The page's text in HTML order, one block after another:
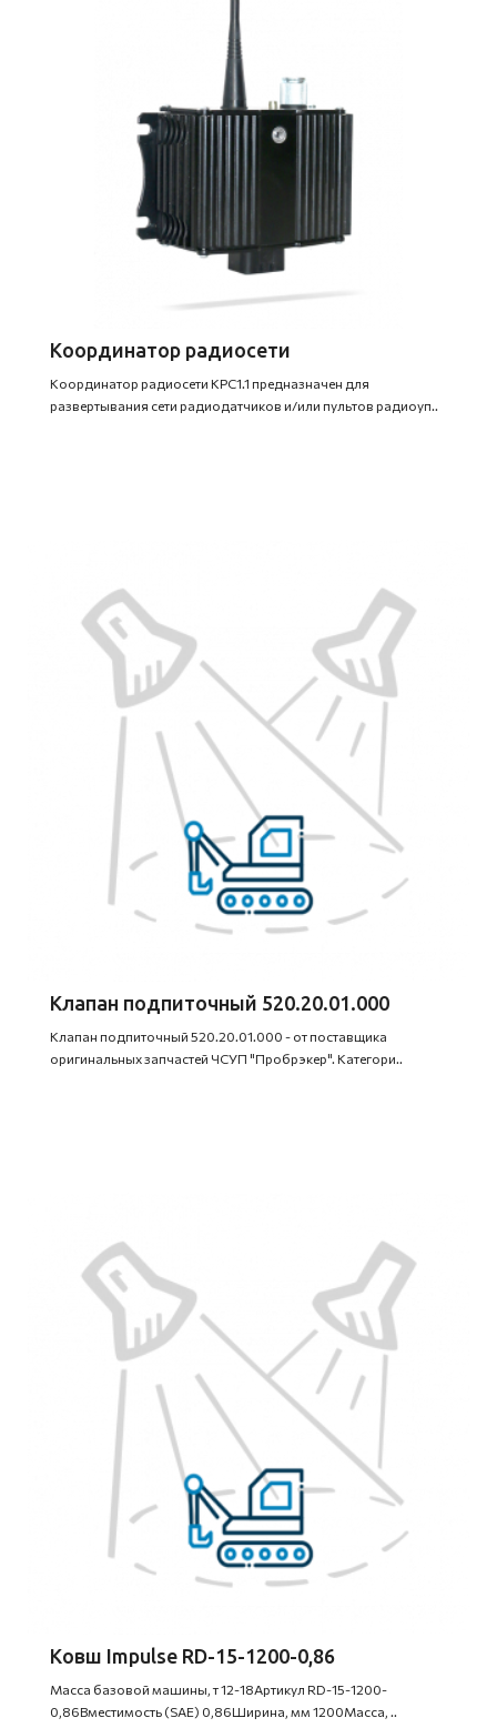
Координатор радиосети
Координатор радиосети КРС1.1 предназначен для
развертывания сети радиодатчиков и/или пультов радиоуп..
Клапан подпиточный 520.20.01.000
Клапан подпиточный 520.20.01.000 - от поставщика
оригинальных запчастей ЧСУП "Пробрэкер". Категори..
Ковш Impulse RD-15-1200-0,86
Масса базовой машины, т 12-18Артикул RD-15-1200-
0,86Вместимость (SAE) 0,86Ширина, мм 1200Масса, ..